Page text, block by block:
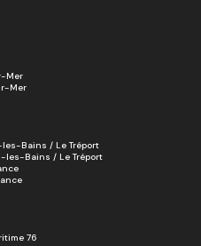
Mer
Mer
Bains / Le Tréport
les-Bains / Le Tréport
76